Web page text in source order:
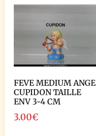
FEVE MEDIUM ANGE
CUPIDON TAILLE
ENV 3-4 CM
3.00€